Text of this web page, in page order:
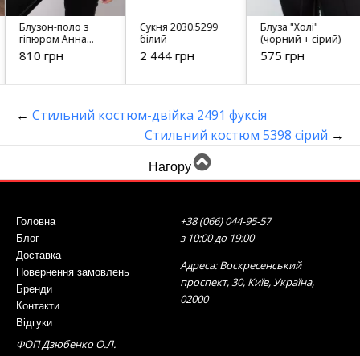
Блузон-поло з
гіпюром Анна
сливовий
810 грн
Сукня 2030.5299
білий
2 444 грн
Блуза "Холі"
(чорний + сірий)
575 грн
← Стильний костюм-двійка 2491 фуксія
Стильний костюм 5398 сірий →
Нагору
Головна
Блог
Доставка
Повернення замовлень
Бренди
Контакти
Відгуки
+38 (066) 044-95-57
з 10:00 до 19:00
Адреса: Воскресенський
проспект, 30, Київ, Україна,
02000
ФОП Дзюбенко О.Л.